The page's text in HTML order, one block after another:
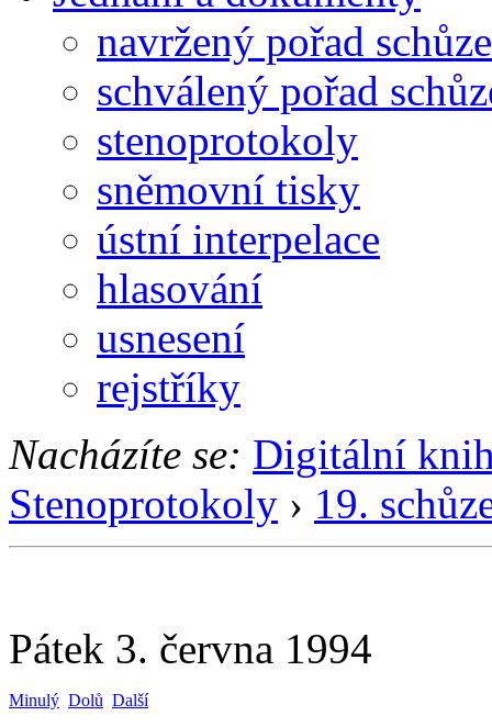
navržený pořad schůze
schválený pořad
stenoprotokoly
sněmovní tisky
ústní interpelace
hlasování
usnesení
rejstříky
Nacházíte se: Digitální
Stenoprotokoly › 19.
Pátek 3. června 1994
Minulý Dolů Další